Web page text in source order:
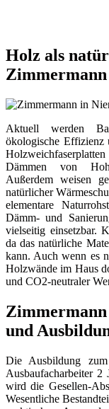
Holz als
Zimmermann
Aktuell werden
ökologische Effizienz
Dämmen von
Außerdem weisen
natürlicher
elementare
Dämm- und
vielseitig einsetzbar.
da das natürliche
kann. Auch wenn es
Holzwände im Haus
und CO2-neutraler
Zimmermann
und
Die Ausbildung
Ausbaufacharbeiter 2
wird die Gesellen-
Wesentliche